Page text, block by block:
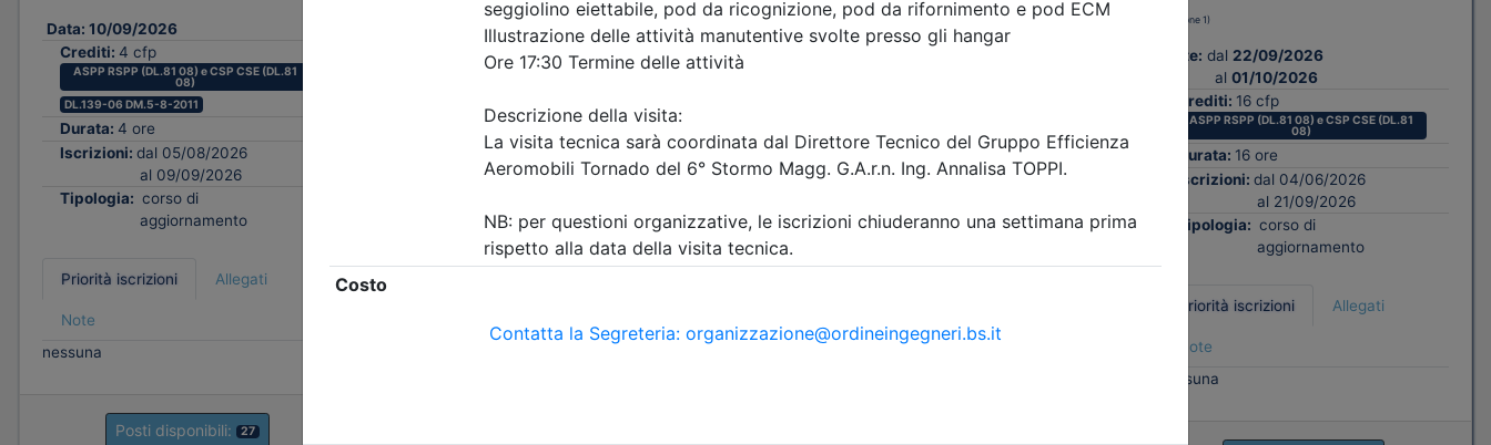
Data: 10/09/2026
Crediti: 4 cfp
ASPP RSPP (DL.81 08) e CSP CSE (DL.81
08)
DL.139-06 DM.5-8-2011
Durata: 4 ore
Iscrizioni: dal 05/08/2026
al 09/09/2026
Tipologia: corso di
aggiornamento
Priorità iscrizioni Allegati
Note
nessuna
Posti disponibili: 27
16/09/2026
Crediti:3 cfp
Durata:3 ore FAD Streaming
al 15/09/2026
Tipologia:seminario
fino al 06/09/2026:
- praticanti appartenenti all'Ordine
Crediti:4 cfp
Durata: 4 ore
Priorità iscrizioni Allegati
Note
nessuna
Posti disponibili: 88
(edizione 1)
Date: dal 22/09/2026
al 01/10/2026
Crediti: 16 cfp
ASPP RSPP (DL.81 08) e CSP CSE (DL.81
08)
Durata: 16 ore
Iscrizioni: dal 04/06/2026
al 21/09/2026
Tipologia: corso di
aggiornamento
Priorità iscrizioni Allegati
Note
nessuna